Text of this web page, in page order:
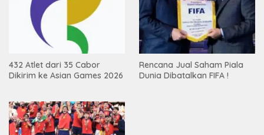
432 Atlet dari 35 Cabor
Dikirim ke Asian Games 2026
Rencana Jual Saham Piala
Dunia Dibatalkan FIFA !